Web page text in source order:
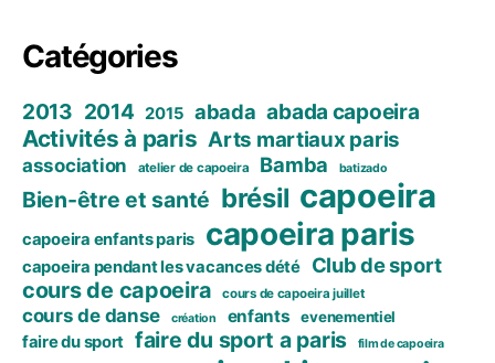
Catégories
2013 2014 2015 abada abada capoeira
Activités à paris Arts martiaux paris
association atelier de capoeira Bamba batizado
Bien-être et santé brésil capoeira
capoeira enfants paris capoeira paris
capoeira pendant les vacances dété Club de sport
cours de capoeira cours de capoeira juillet
cours de danse création enfants evenementiel
faire du sport faire du sport a paris film de capoeira